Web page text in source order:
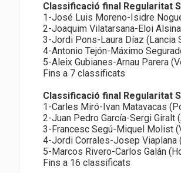
Classificació final Regularitat
1-José Luis Moreno-Isidre
2-Joaquim Vilatarsana-Eloi
3-Jordi Pons-Laura Díaz (Lancia
4-Antonio Tejón-Máximo
5-Aleix Gubianes-Arnau Parera
Fins a 7 classificats
Classificació final Regularitat
1-Carles Miró-Ivan Matavacas
2-Juan Pedro García-Sergi Giralt
3-Francesc Segú-Miquel Molist
4-Jordi Corrales-Josep Viaplana
5-Marcos Rivero-Carlos Galán
Fins a 16 classificats